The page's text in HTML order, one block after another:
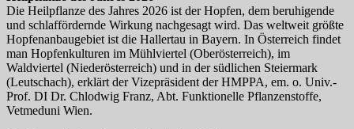
Die Heilpflanze des Jahres 2026 ist der Hopfen, dem beruhigende
und schlaffördernde Wirkung nachgesagt wird. Das weltweit größte
Hopfenanbaugebiet ist die Hallertau in Bayern. In Österreich findet
man Hopfenkulturen im Mühlviertel (Oberösterreich), im
Waldviertel (Niederösterreich) und in der südlichen Steiermark
(Leutschach), erklärt der Vizepräsident der HMPPA, em. o. Univ.-
Prof. DI Dr. Chlodwig Franz, Abt. Funktionelle Pflanzenstoffe,
Vetmeduni Wien.